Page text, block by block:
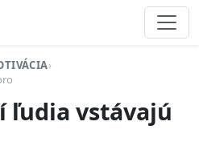
›
ľudia vstávajú